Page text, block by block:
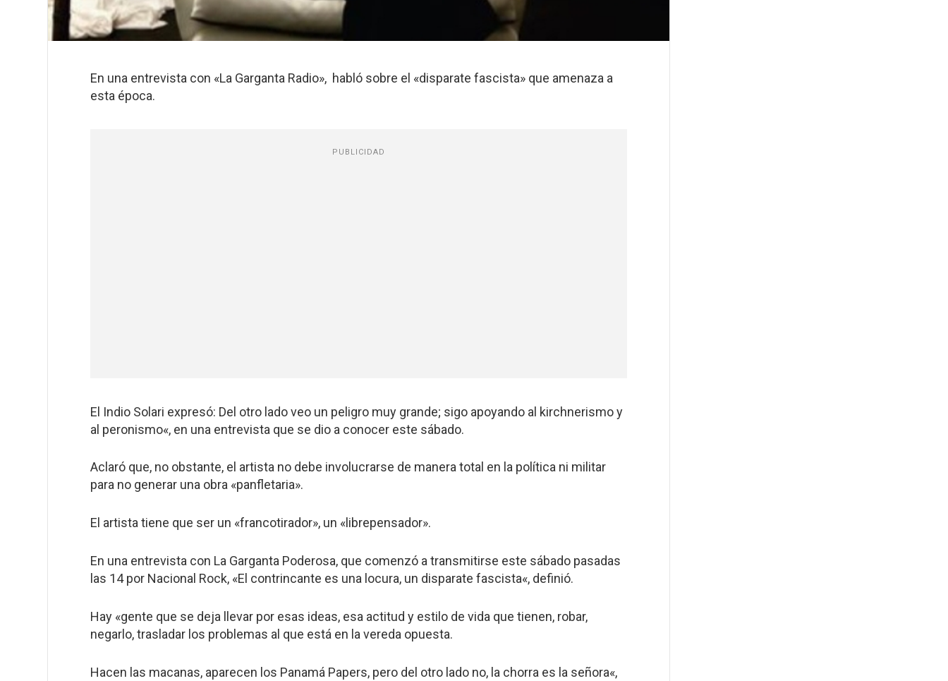
En una entrevista con «La Garganta Radio», habló sobre el «disparate fascista» que amenaza a
esta época.
PUBLICIDAD
El Indio Solari expresó: Del otro ladoveo un peligro muy grande; sigo apoyando al kirchnerismo y
al peronismo«, en una entrevista que se dio a conocer este sábado.
Aclaró que, no obstante, el artista no debe involucrarse de manera total en la política ni militar
para no generar una obra «panfletaria».
El artista tiene que ser un «francotirador», un «librepensador».
En una entrevista con La Garganta Poderosa, que comenzó a transmitirse este sábado pasadas
las 14 por Nacional Rock, «El contrincante es una locura, un disparate fascista«, definió.
Hay «gente que se deja llevar por esas ideas, esa actitud y estilo de vida que tienen, robar,
negarlo, trasladar los problemas al que está en la vereda opuesta.
Hacen las macanas, aparecen los Panamá Papers, pero del otro lado no, la chorra es la señora«,